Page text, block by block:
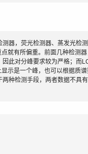
器，荧光检测器、蒸发光检
就有所偏重。前面几种检测
此对分峰要求较为严格；而
示是一个峰，也可以根据质
种检测手段，两者数据不具